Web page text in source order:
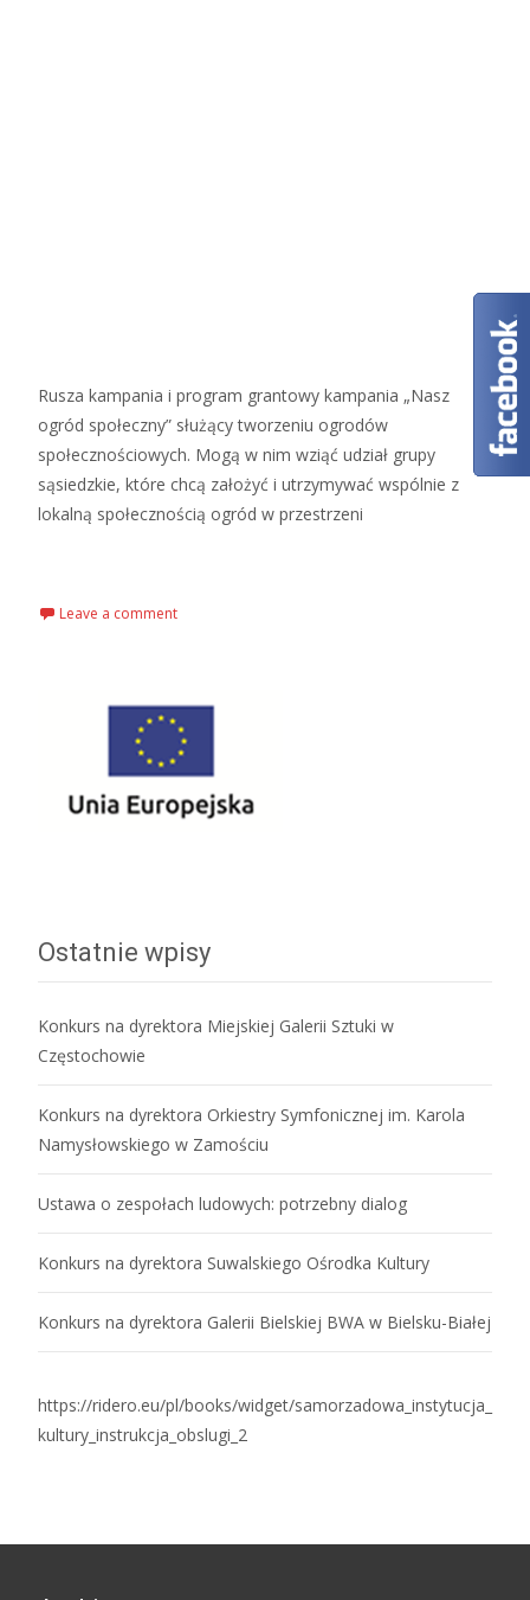
Rusza kampania i program grantowy kampania „Nasz
ogród społeczny” służący tworzeniu ogrodów
społecznościowych. Mogą w nim wziąć udział grupy
sąsiedzkie, które chcą założyć i utrzymywać wspólnie z
lokalną społecznością ogród w przestrzeni
Leave a comment
Ostatnie wpisy
Konkurs na dyrektora Miejskiej Galerii Sztuki w
Częstochowie
Konkurs na dyrektora Orkiestry Symfonicznej im. Karola
Namysłowskiego w Zamościu
Ustawa o zespołach ludowych: potrzebny dialog
Konkurs na dyrektora Suwalskiego Ośrodka Kultury
Konkurs na dyrektora Galerii Bielskiej BWA w Bielsku-Białej
https://ridero.eu/pl/books/widget/samorzadowa_instytucja_
kultury_instrukcja_obslugi_2